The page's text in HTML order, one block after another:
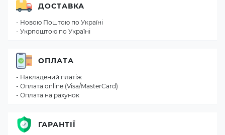
ДОСТАВКА
- Новою Поштою по Україні
- Укрпоштою по Україні
ОПЛАТА
- Накладений платіж
- Оплата online (Visa/MasterCard)
- Оплата на рахунок
ГАРАНТІЇ